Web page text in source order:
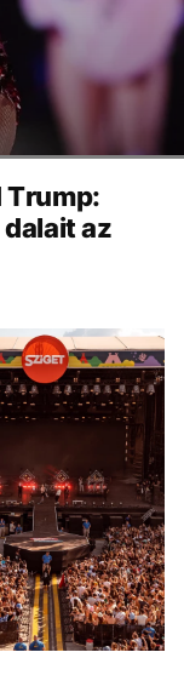
Trump:
az